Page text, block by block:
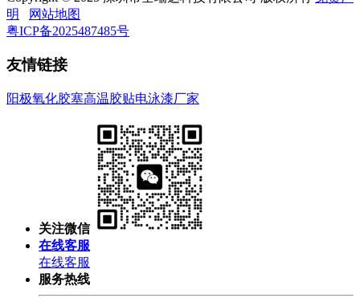
明
网站地图
粤ICP备2025487485号
友情链接
阳极氧化胶塞高温胶贴电泳漆厂家
关注微信
在线客服
在线客服
服务热线